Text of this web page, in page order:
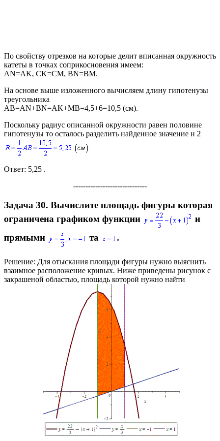
По свойству отрезков на которые делит вписанная окружность
катеты в точках соприкосновения имеем:
AN=AK, CK=CM, BN=BM.
На основе выше изложенного вычисляем длину гипотенузы
треугольника
AB=AN+BN=AK+MB=4,5+6=10,5 (cм).
Поскольку радиус описанной окружности равен половине
гипотенузы то осталось разделить найденное значение н 2
Ответ: 5,25 .
------------------------------
Задача 30. Вычислите площадь фигуры которая
ограничена графиком функции
и
прямыми
та .
Решение: Для отыскания площади фигуры нужно выяснить
взаимное расположение кривых. Ниже приведены рисунок с
закрашеной областью, площадь которой нужно найти